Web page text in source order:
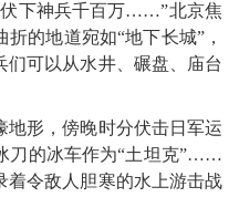
下神兵千百万……”北京焦
的地道宛如“地下长城”，
可以从水井、碾盘、庙台
形，傍晚时分伏击日军运
刀的冰车作为“土坦克”……
着令敌人胆寒的水上游击战